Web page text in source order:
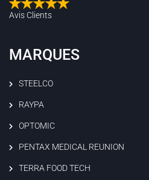
Avis Clients
MARQUES
STEELCO
RAYPA
OPTOMIC
PENTAX MEDICAL REUNION
TERRA FOOD TECH